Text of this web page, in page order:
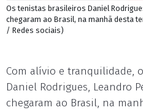
Os tenistas brasileiros Daniel
chegaram ao Brasil, na manhã desta
/ Redes sociais)
Com alívio e tranquilidade,
Daniel Rodrigues, Leandro
chegaram ao Brasil, na